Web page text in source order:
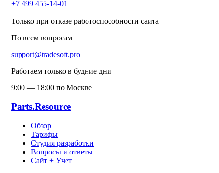
+7 499 455-14-01
Только при отказе работоспособности сайта
По всем вопросам
support@tradesoft.pro
Работаем только в будние дни
9:00 — 18:00 по Москве
Parts.Resource
Обзор
Тарифы
Студия разработки
Вопросы и ответы
Сайт + Учет